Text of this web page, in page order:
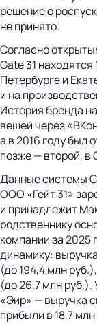
решение о
не принято.
Согласно
Gate 31
Петербурге и
и на
История бренда
вещей через
а в 2016 году был
позже — второй, в
Данные системы
ООО «Гейт 31»
и принадлежит
родственнику
компании за 2025
динамику:
(до 194,4 млн
(до 26,7 млн
«Эир» — выручка
прибыли в 18,7 млн